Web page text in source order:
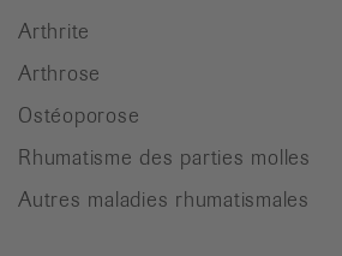
Arthrite
Arthrose
Ostéoporose
Rhumatisme des parties molles
Autres maladies rhumatismales